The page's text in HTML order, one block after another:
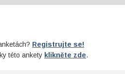
Registrujte se!
této ankety klikněte zde.